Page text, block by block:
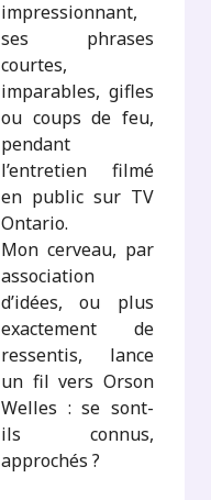
impressionnant,
ses phrases
courtes,
imparables, gifles
ou coups de feu,
pendant
l’entretien filmé
en public sur TV
Ontario.
Mon cerveau, par
association
d’idées, ou plus
exactement de
ressentis, lance
un fil vers Orson
Welles : se sont-
ils connus,
approchés ?